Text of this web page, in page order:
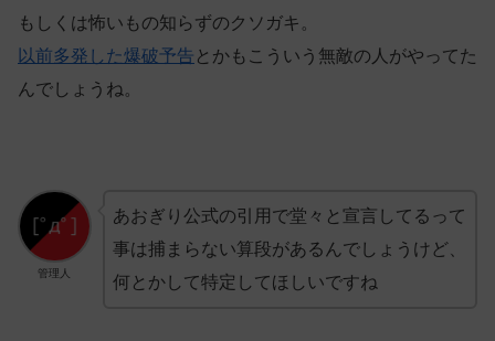
もしくは怖いもの知らずのクソガキ。
以前多発した爆破予告 とかもこういう無敵の人がやってた
んでしょうね。
管理人
あおぎり公式の引用で堂々と宣言してるって
事は捕まらない算段があるんでしょうけど、
何とかして特定してほしいですね